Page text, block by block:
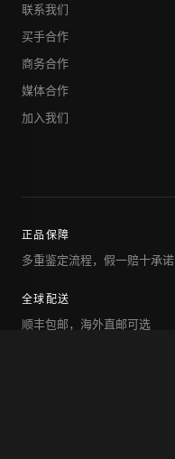
联系我们
买手合作
商务合作
媒体合作
加入我们
正品保障
多重鉴定流程，假一赔十承诺
全球配送
顺丰包邮，海外直邮可选